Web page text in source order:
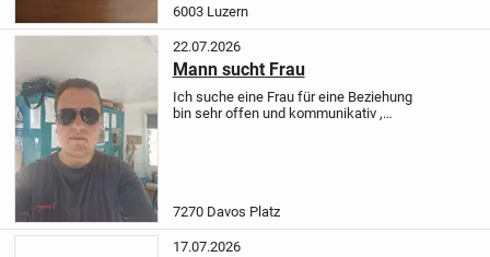
6003 Luzern
22.07.2026
Mann sucht Frau
Ich suche eine Frau für eine Beziehung
bin sehr offen und kommunikativ ,
7270 Davos Platz
17.07.2026